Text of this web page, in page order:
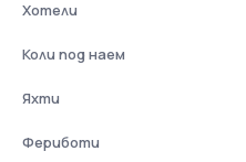
Хотели
Коли под наем
Яхти
Фериботи